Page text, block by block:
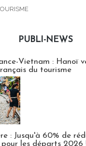
PUBLI-NEWS
Vietnam : Hanoï
du tourisme
: Jusqu'à 60% de
les départs 2026